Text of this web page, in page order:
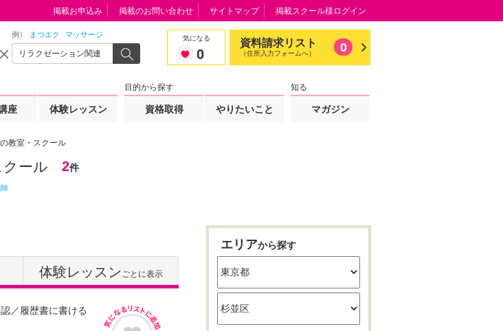
例） まつエク マッサージ 気になる
0
資料請求リスト
（住所入力フォームへ） 0
座 体験レッスン
目的から探す
資格取得 やりたいこと
知る
マガジン
掲載お申込み 掲載のお問い合わせ サイトマップ 掲載スクール様ログイン
教室・スクール
クール 2件
除
体験レッスンごとに表示
／履歴書に書ける
エリアから探す